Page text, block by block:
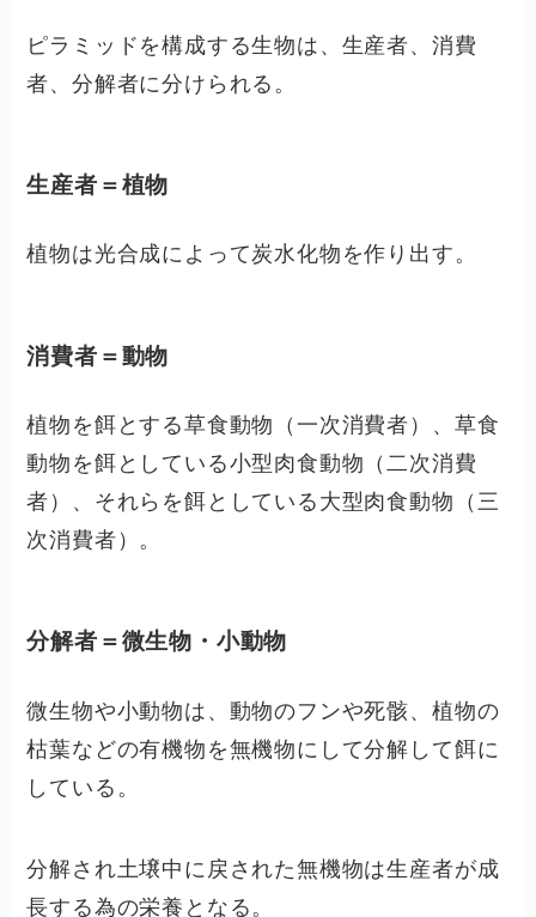
ピラミッドを構成する生物は、生産者、消費
者、分解者に分けられる。
生産者＝植物
植物は光合成によって炭水化物を作り出す。
消費者＝動物
植物を餌とする草食動物（一次消費者）、草食
動物を餌としている小型肉食動物（二次消費
者）、それらを餌としている大型肉食動物（三
次消費者）。
分解者＝微生物・小動物
微生物や小動物は、動物のフンや死骸、植物の
枯葉などの有機物を無機物にして分解して餌に
している。
分解され土壌中に戻された無機物は生産者が成
長する為の栄養となる。